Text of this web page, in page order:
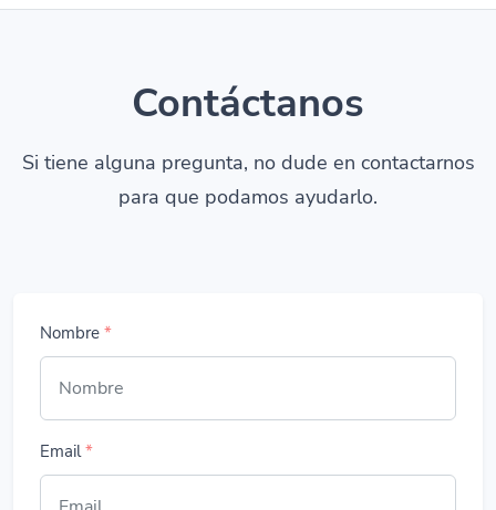
Contáctanos
Si tiene alguna pregunta, no dude en contactarnos
para que podamos ayudarlo.
Nombre *
Email*